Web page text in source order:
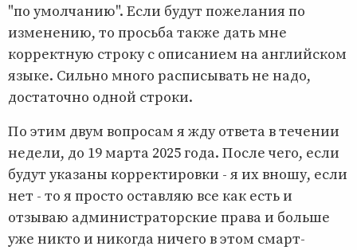
"по умолчанию". Если будут пожелания по
изменению, то просьба также дать мне
корректную строку с описанием на английском
языке. Сильно много расписывать не надо,
достаточно одной строки.
По этим двум вопросам я жду ответа в течении
недели, до 19 марта 2025 года. После чего, если
будут указаны корректировки - я их вношу, если
нет - то я просто оставляю все как есть и
отзываю администраторские права и больше
уже никто и никогда ничего в этом смарт-